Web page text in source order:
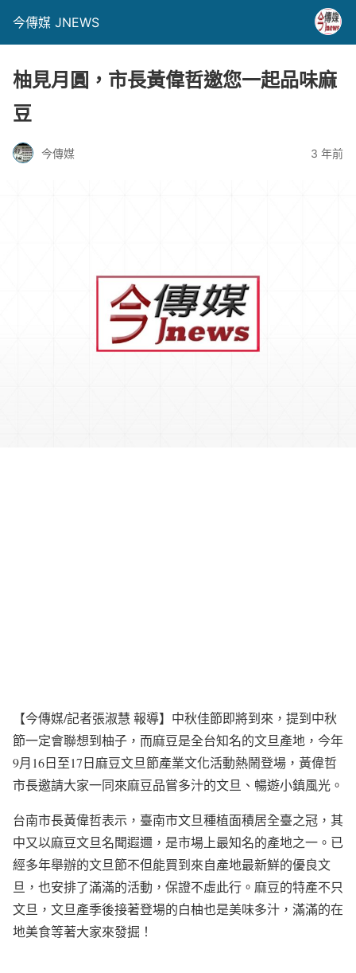
今傳媒 JNEWS
柚見月圓，市長黃偉哲邀您一起品味麻
豆
今傳媒 3 年前
【今傳媒/記者張淑慧 報導】中秋佳節即將到來，提到中秋
節一定會聯想到柚子，而麻豆是全台知名的文旦產地，今年
9月16日至17日麻豆文旦節產業文化活動熱鬧登場，黃偉哲
市長邀請大家一同來麻豆品嘗多汁的文旦、暢遊小鎮風光。
台南市長黃偉哲表示，臺南市文旦種植面積居全臺之冠，其
中又以麻豆文旦名聞遐邇，是市場上最知名的產地之一。已
經多年舉辦的文旦節不但能買到來自產地最新鮮的優良文
旦，也安排了滿滿的活動，保證不虛此行。麻豆的特產不只
文旦，文旦產季後接著登場的白柚也是美味多汁，滿滿的在
地美食等著大家來發掘！